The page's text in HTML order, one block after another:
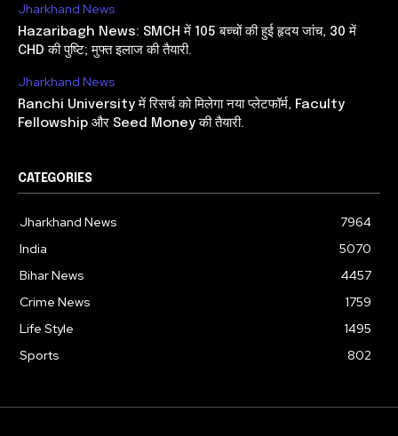
Jharkhand News
Hazaribagh News: SMCH में 105 बच्चों की हुई हृदय जांच, 30 में
CHD की पुष्टि; मुफ्त इलाज की तैयारी.
Jharkhand News
Ranchi University में रिसर्च को मिलेगा नया प्लेटफॉर्म, Faculty
Fellowship और Seed Money की तैयारी.
CATEGORIES
Jharkhand News
7964
India
5070
Bihar News
4457
Crime News
1759
Life Style
1495
Sports
802